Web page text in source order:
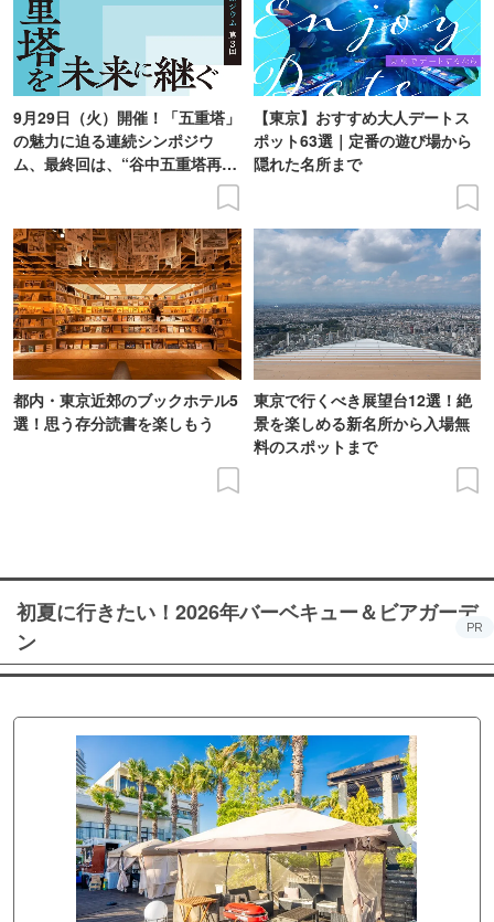
9月29日（火）開催！「五重塔」
の魅力に迫る連続シンポジウ
ム、最終回は、“谷中五重塔再建
【東京】おすすめ大人デートス
ポット63選｜定番の遊び場から
隠れた名所まで
都内・東京近郊のブックホテル5
選！思う存分読書を楽しもう
東京で行くべき展望台12選！絶
景を楽しめる新名所から入場無
料のスポットまで
初夏に行きたい！2026年バーベキュー＆ビアガーデ
ン
PR